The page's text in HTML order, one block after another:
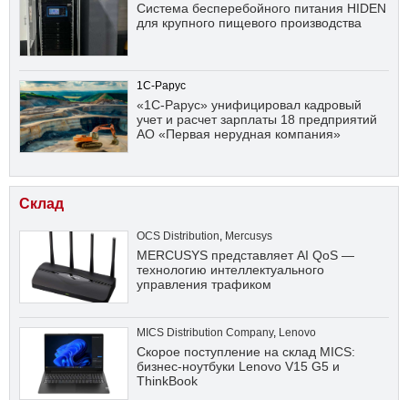
Система бесперебойного питания HIDEN
для крупного пищевого производства
1С-Рарус
«1С-Рарус» унифицировал кадровый
учет и расчет зарплаты 18 предприятий
АО «Первая нерудная компания»
Склад
OCS Distribution, Mercusys
MERCUSYS представляет AI QoS —
технологию интеллектуального
управления трафиком
MICS Distribution Company, Lenovo
Скорое поступление на склад MICS:
бизнес-ноутбуки Lenovo V15 G5 и
ThinkBook